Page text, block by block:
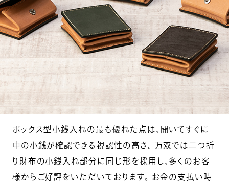
ボックス型小銭入れの最も優れた点は、開いてすぐに
中の小銭が確認できる視認性の高さ。 万双では二つ折
り財布の小銭入れ部分に同じ形を採用し、多くのお客
様からご好評をいただいております。 お金の支払い時